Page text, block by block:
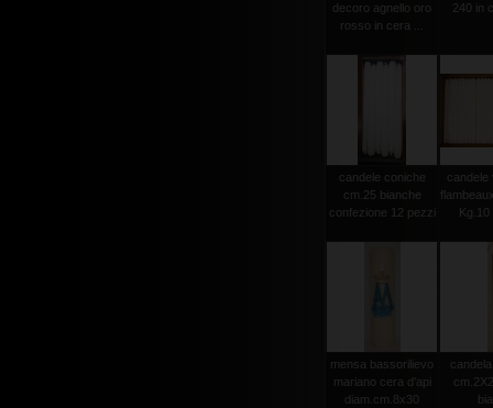
decoro agnello oro
rosso in cera ...
240 in
candele coniche
cm.25 bianche
confezione 12 pezzi
candele
mensa bassorilievo
mariano cera d'api
diam.cm.8x30